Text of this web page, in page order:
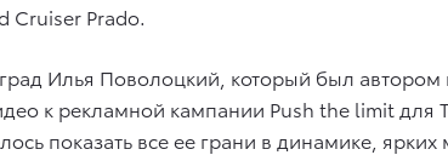
Cruiser Prado.
Илья Поволоцкий, который был
к рекламной кампании Push the limit для
показать все ее грани в динамике,